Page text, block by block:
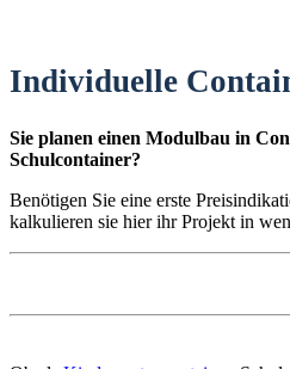
Individuelle
Sie planen einen Modulbau in
Schulcontainer?
Benötigen Sie eine erste
kalkulieren sie hier ihr Projekt in